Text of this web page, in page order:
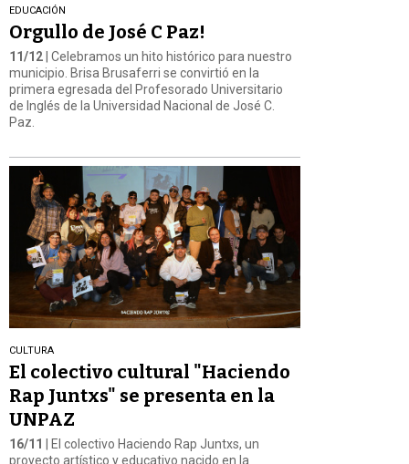
EDUCACIÓN
Orgullo de José C Paz!
11/12 | Celebramos un hito histórico para nuestro
municipio. Brisa Brusaferri se convirtió en la
primera egresada del Profesorado Universitario
de Inglés de la Universidad Nacional de José C.
Paz.
CULTURA
El colectivo cultural "Haciendo
Rap Juntxs" se presenta en la
UNPAZ
16/11
| El colectivo Haciendo Rap Juntxs, un
proyecto artístico y educativo nacido en la